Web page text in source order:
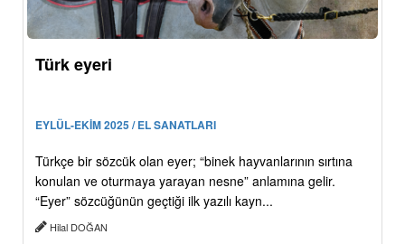
Türk eyeri
EYLÜL-EKİM 2025 / EL SANATLARI
Türkçe bir sözcük olan eyer; “binek hayvanlarının sırtına
konulan ve oturmaya yarayan nesne” anlamına gelir.
“Eyer” sözcüğünün geçtiği ilk yazılı kayn...
Hilal DOĞAN